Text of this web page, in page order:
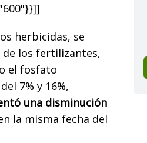
herbicidas, se
de los fertilizantes,
el fosfato
7% y 16%,
una disminución
la misma fecha del